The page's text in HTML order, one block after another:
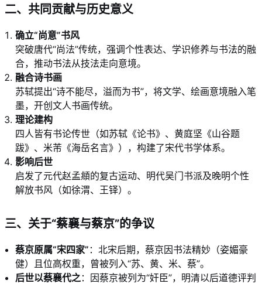
二、共同贡献与历史意义
确立“尚意”书风
突破唐代“尚法”传统，强调个性表达、学识修养与书法的融
合，推动书法从技法走向意境。
融合诗书画
苏轼提出“诗不能尽，溢而为书”，将文学、绘画意境融入笔
墨，开创文人书画传统。
理论建构
四人皆有书论传世（如苏轼《论书》、黄庭坚《山谷题
跋》、米芾《海岳名言》），构建了宋代书学体系。
影响后世
启发了元代赵孟頫的复古运动、明代吴门书派及晚明个性
解放书风（如徐渭、王铎）。
三、关于“蔡襄与蔡京”的争议
蔡京原属“宋四家” ：北宋后期，蔡京因书法精妙（姿媚豪
健）且位高权重，曾被列入“苏、黄、米、蔡”。
后世以蔡襄代之 ：因蔡京被列为“奸臣”，明清以后道德评判